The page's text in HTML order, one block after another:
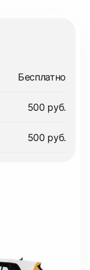
Бесплатно
500 руб.
500 руб.